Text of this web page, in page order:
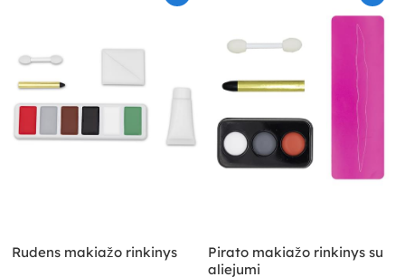
Rudens makiažo rinkinys
Pirato makiažo rinkinys su
aliejumi